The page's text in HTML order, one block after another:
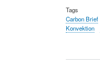
Tags
Carbon Brief
Konvektion